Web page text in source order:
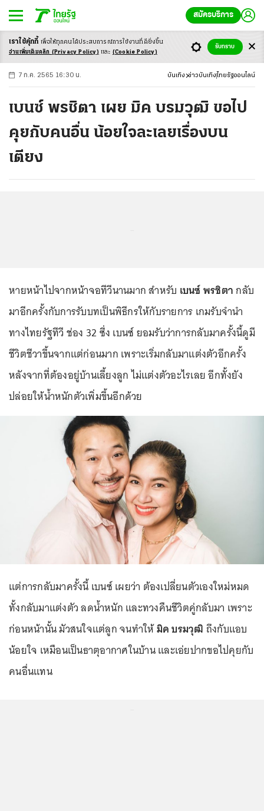
สมัครบริการ
-ก ก ก+
7 ก.ค. 2565 16:30 น. บันเทิง ข่าวบันเทิง ไทยรัฐออนไลน์
เบนซ์ พรชิตา เผย มิค บรมวุฒิ ขอไป
คุยกับคนอื่น น้อยใจละเลยเรื่องบน
เตียง
หายหน้าไปจากหน้าจอทีวีนานมาก สำหรับ เบนซ์ พรชิตากลับ
มาอีกครั้งกับการรับบทเป็นพิธีกรให้กับรายการ เกมรับจำนำ
ทางไทยรัฐทีวี ช่อง 32 ซึ่ง เบนซ์ ยอมรับว่าการกลับมาครั้งนี้ดูมี
ชีวิตชีวาขึ้นจากแต่ก่อนมาก เพราะเริ่มกลับมาแต่งตัวอีกครั้ง
หลังจากที่ต้องอยู่บ้านเลี้ยงลูก ไม่แต่งตัวอะไรเลย อีกทั้งยัง
ปล่อยให้น้ำหนักตัวเพิ่มขึ้นอีกด้วย
แต่การกลับมาครั้งนี้ เบนซ์ เผยว่า ต้องเปลี่ยนตัวเองใหม่หมด
ทั้งกลับมาแต่งตัว ลดน้ำหนัก และทวงคืนชีวิตคู่กลับมา เพราะ
ก่อนหน้านั้น มัวสนใจแต่ลูก จนทำให้มิค บรมวุฒิ ถึงกับแอบ
น้อยใจ เหมือนเป็นธาตุอากาศในบ้าน และเอ่ยปากขอไปคุยกับ
คนอื่นแทน
เราใช้คุ้กกี้ เพื่อให้ทุกคนได้ประสบการณ์การใช้งานที่ดียิ่งขึ้น
อ่านเพิ่มเติมคลิก (Privacy Policy) และ (Cookie Policy)
รับทราบ